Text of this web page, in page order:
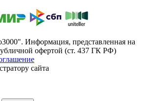
Информация, представленная на
офертой (ст. 437 ГК РФ)
сайта